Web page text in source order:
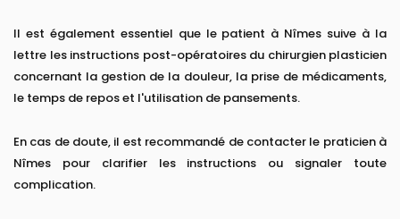
Il est également essentiel que le patient à Nîmes suive à la
lettre les instructions post-opératoires du chirurgien plasticien
concernant la gestion de la douleur, la prise de médicaments,
le temps de repos et l'utilisation de pansements.
En cas de doute, il est recommandé de contacter le praticien à
Nîmes pour clarifier les instructions ou signaler toute
complication.